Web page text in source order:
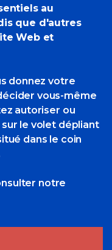
au
que d'autres
Web et
donnez votre
vous-même
autoriser ou
le volet dépliant
dans le coin
notre
below